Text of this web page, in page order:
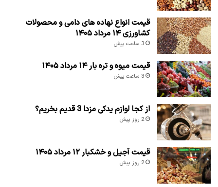
قیمت انواع نهاده های دامی و محصولات
کشاورزی ۱۴ مرداد ۱۴۰۵
3 ساعت پیش
قیمت میوه و تره بار ۱۴ مرداد ۱۴۰۵
3 ساعت پیش
از کجا لوازم یدکی مزدا 3 قدیم بخریم؟
2 روز پیش
قیمت آجیل و خشکبار ۱۲ مرداد ۱۴۰۵
2 روز پیش